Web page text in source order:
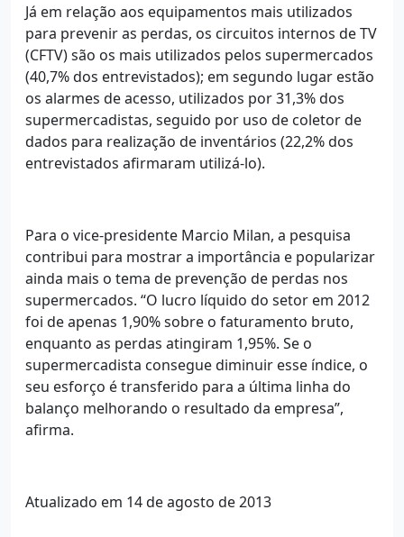
Já em relação aos equipamentos mais utilizados
para prevenir as perdas, os circuitos internos de TV
(CFTV) são os mais utilizados pelos supermercados
(40,7% dos entrevistados); em segundo lugar estão
os alarmes de acesso, utilizados por 31,3% dos
supermercadistas, seguido por uso de coletor de
dados para realização de inventários (22,2% dos
entrevistados afirmaram utilizá-lo).
Para o vice-presidente Marcio Milan, a pesquisa
contribui para mostrar a importância e popularizar
ainda mais o tema de prevenção de perdas nos
supermercados. “O lucro líquido do setor em 2012
foi de apenas 1,90% sobre o faturamento bruto,
enquanto as perdas atingiram 1,95%. Se o
supermercadista consegue diminuir esse índice, o
seu esforço é transferido para a última linha do
balanço melhorando o resultado da empresa”,
afirma.
Atualizado em 14 de agosto de 2013